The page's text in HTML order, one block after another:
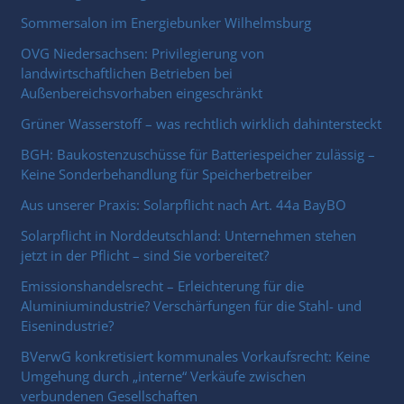
Sommersalon im Energiebunker Wilhelmsburg
OVG Niedersachsen: Privilegierung von
landwirtschaftlichen Betrieben bei
Außenbereichsvorhaben eingeschränkt
Grüner Wasserstoff – was rechtlich wirklich dahintersteckt
BGH: Baukostenzuschüsse für Batteriespeicher zulässig –
Keine Sonderbehandlung für Speicherbetreiber
Aus unserer Praxis: Solarpflicht nach Art. 44a BayBO
Solarpflicht in Norddeutschland: Unternehmen stehen
jetzt in der Pflicht – sind Sie vorbereitet?
Emissionshandelsrecht – Erleichterung für die
Aluminiumindustrie? Verschärfungen für die Stahl- und
Eisenindustrie?
BVerwG konkretisiert kommunales Vorkaufsrecht: Keine
Umgehung durch „interne“ Verkäufe zwischen
verbundenen Gesellschaften